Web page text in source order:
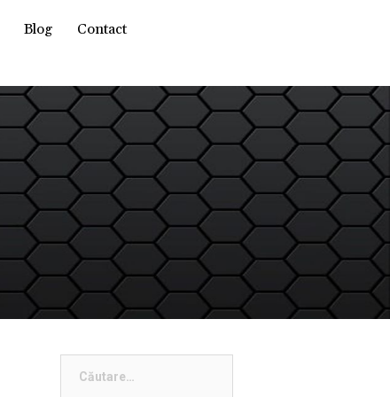
Blog
Contact
după: